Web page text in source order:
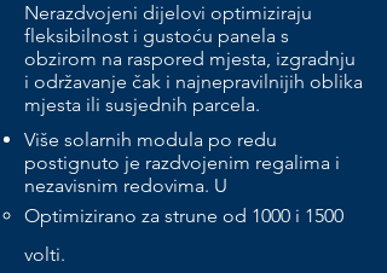
Nerazdvojeni dijelovi optimiziraju
fleksibilnost i gustoću panela s
obzirom na raspored mjesta, izgradnju
i održavanje čak i najnepravilnijih oblika
mjesta ili susjednih parcela.
Više solarnih modula po redu
postignuto je razdvojenim regalima i
nezavisnim redovima. U
Optimizirano za strune od 1000 i 1500
volti.